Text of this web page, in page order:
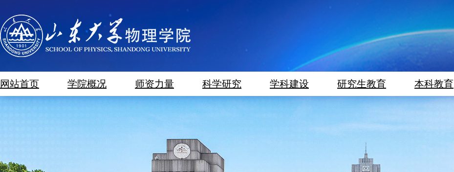
网站首页 学院概况 师资力量 科学研究 学科建设 研究生教育 本科教育